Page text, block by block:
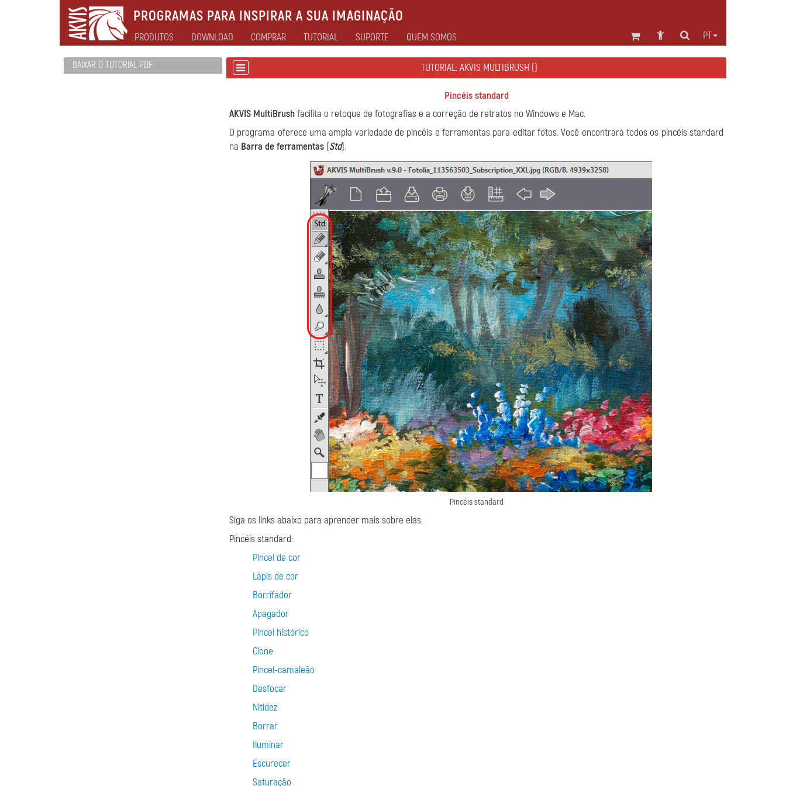
PROGRAMAS PARA INSPIRAR A SUA IMAGINAÇÃO
PT
PRODUTOS DOWNLOAD COMPRAR TUTORIAL SUPORTE QUEM SOMOS
BAIXAR O TUTORIAL PDF TUTORIAL: AKVIS MULTIBRUSH ()
Pincéis standard
AKVIS MultiBrushfacilita o retoque de fotografias e a correção de retratos no Windows e Mac.
O programa oferece uma ampla variedade de pincéis e ferramentas para editar fotos. Você encontrará todos os pincéis standard
na Barra de ferramentas (Std).
Pincéis standard
Siga os links abaixo para aprender mais sobre elas.
Pincéis standard:
Pincel de cor
Lápis de cor
Borrifador
Apagador
Pincel histórico
Clone
Pincel-camaleão
Desfocar
Nitidez
Borrar
Iluminar
Escurecer
Saturação